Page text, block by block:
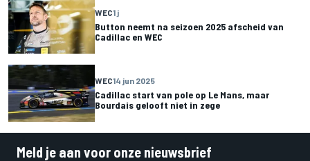
WEC1 j
Button neemt na seizoen 2025 afscheid van
Cadillac en WEC
WEC14 jun 2025
Cadillac start van pole op Le Mans, maar
Bourdais gelooft niet in zege
Meld je aan voor onze nieuwsbrief